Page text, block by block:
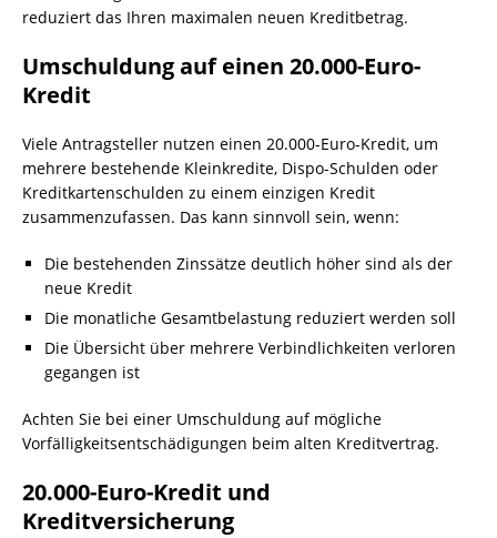
reduziert das Ihren maximalen neuen Kreditbetrag.
Umschuldung auf einen 20.000-Euro-
Kredit
Viele Antragsteller nutzen einen 20.000-Euro-Kredit, um
mehrere bestehende Kleinkredite, Dispo-Schulden oder
Kreditkartenschulden zu einem einzigen Kredit
zusammenzufassen. Das kann sinnvoll sein, wenn:
Die bestehenden Zinssätze deutlich höher sind als der
neue Kredit
Die monatliche Gesamtbelastung reduziert werden soll
Die Übersicht über mehrere Verbindlichkeiten verloren
gegangen ist
Achten Sie bei einer Umschuldung auf mögliche
Vorfälligkeitsentschädigungen beim alten Kreditvertrag.
20.000-Euro-Kredit und
Kreditversicherung